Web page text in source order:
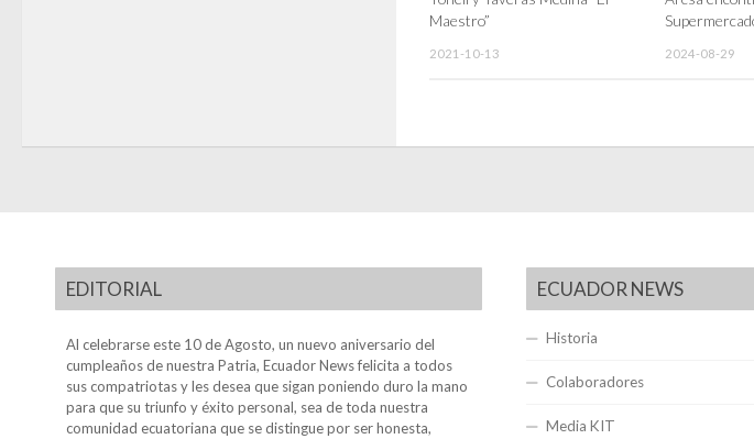
Maestro”
2021-10-13 2024-08-29
EDITORIAL
Al celebrarse este 10 de Agosto, un nuevo aniversario del
cumpleaños de nuestra Patria, Ecuador News felicita a todos
sus compatriotas y les desea que sigan poniendo duro la mano
para que su triunfo y éxito personal, sea de toda nuestra
comunidad ecuatoriana que se distingue por ser honesta,
ECUADOR NEWS
Historia
Colaboradores
Media KIT